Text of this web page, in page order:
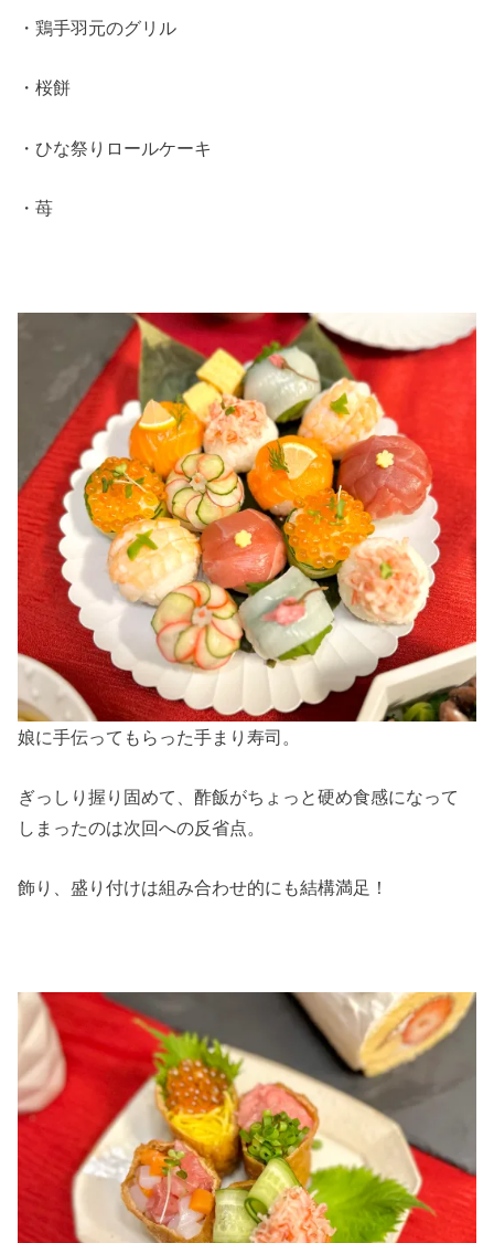
・鶏手羽元のグリル
・桜餅
・ひな祭りロールケーキ
・苺
娘に手伝ってもらった手まり寿司。
ぎっしり握り固めて、酢飯がちょっと硬め食感になって
しまったのは次回への反省点。
飾り、盛り付けは組み合わせ的にも結構満足！